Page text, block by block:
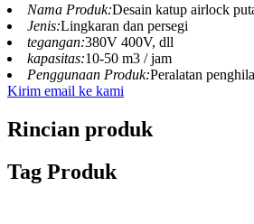
Nama Produk:Desain katup airlock
Jenis:Lingkaran dan persegi
tegangan:380V 400V, dll
kapasitas:10-50 m3 / jam
Penggunaan Produk:Peralatan
Kirim email ke kami
Rincian produk
Tag Produk